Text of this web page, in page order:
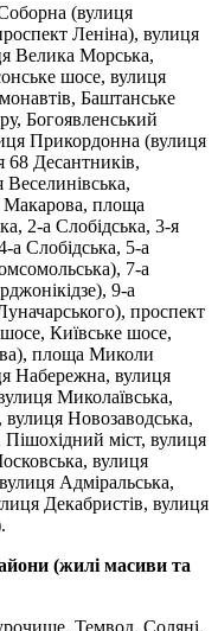
(вулиця
Леніна), вулиця
Велика Морська,
шосе, вулиця
Баштанське
Богоявленський
Прикордонна (вулиця
Десантників,
Макарова, площа
2-а Слобідська, 3-я
а Слобідська, 5-а
7-а
9-а
проспект
Київське шосе,
площа Миколи
Набережна, вулиця
Миколаївська,
вулиця Новозаводська,
Пішохідний міст, вулиця
вулиця
Адміральська,
Декабристів, вулиця
(жилі масиви та
Темвод, Соляні,